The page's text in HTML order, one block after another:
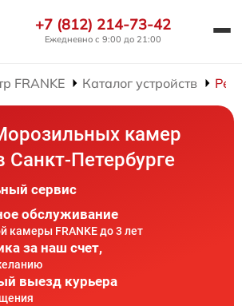
+7 (812) 214-73-42
Ежедневно с 9:00 до 21:00
FRANKE Каталог устройств
камер
Санкт-Петербурге
сервис
обслуживание
камеры FRANKE до 3 лет
за наш счет,
выезд курьера